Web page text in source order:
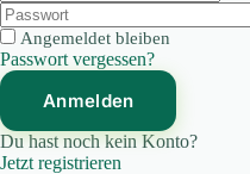
Angemeldet bleiben
Passwort vergessen?
Anmelden
Du hast noch kein Konto?
Jetzt registrieren